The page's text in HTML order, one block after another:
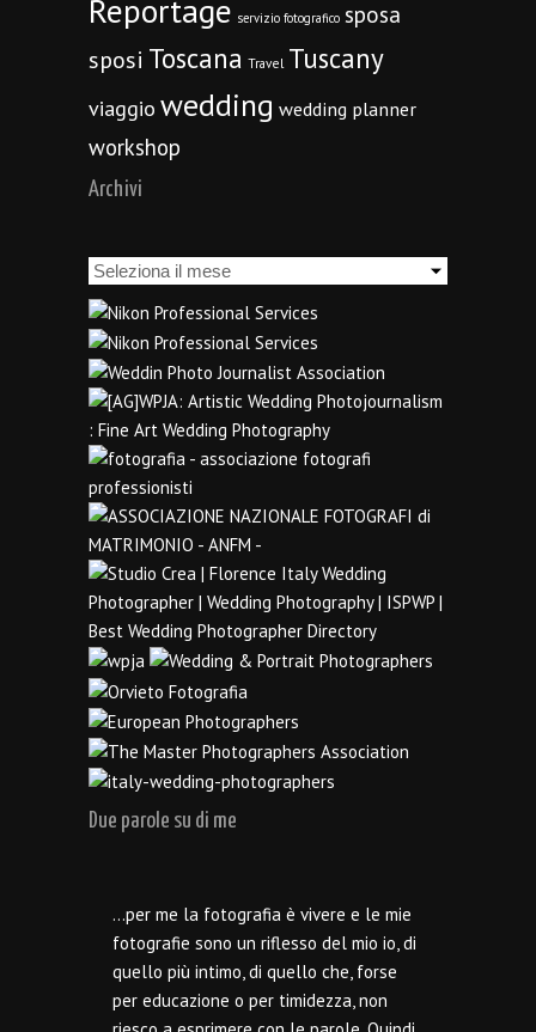
Reportage servizio fotografico sposa
sposi Toscana Travel Tuscany
viaggio wedding wedding planner
workshop
Archivi
Archivi
Due parole su di me
…per me la fotografia è vivere e le mie
fotografie sono un riflesso del mio io, di
quello più intimo, di quello che, forse
per educazione o per timidezza, non